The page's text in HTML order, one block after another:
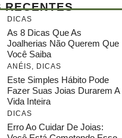
RECENTES
DICAS
As 8 Dicas Que As
Joalherias Não Querem Que
Você Saiba
ANÉIS, DICAS
Este Simples Hábito Pode
Fazer Suas Joias Durarem A
Vida Inteira
DICAS
Erro Ao Cuidar De Joias: